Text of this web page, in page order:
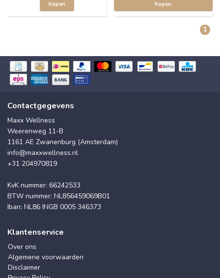
Kopen Kopen
1
Contactgegevens
Maxx Wellness
Weerenweg 11-B
1161 AE Zwanenburg (Amsterdam)
info@maxxwellness.nl
+31 204970819
KvK nummer: 66242533
BTW nummer: NL856459069B01
Iban: NL86 INGB 0005 346373
Klantenservice
Over ons
Algemene voorwaarden
Disclaimer